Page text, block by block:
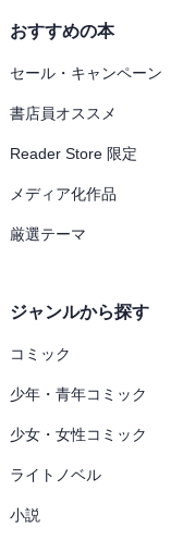
おすすめの本
セール・キャンペーン
書店員オススメ
Reader Store 限定
メディア化作品
厳選テーマ
ジャンルから探す
コミック
少年・青年コミック
少女・女性コミック
ライトノベル
小説